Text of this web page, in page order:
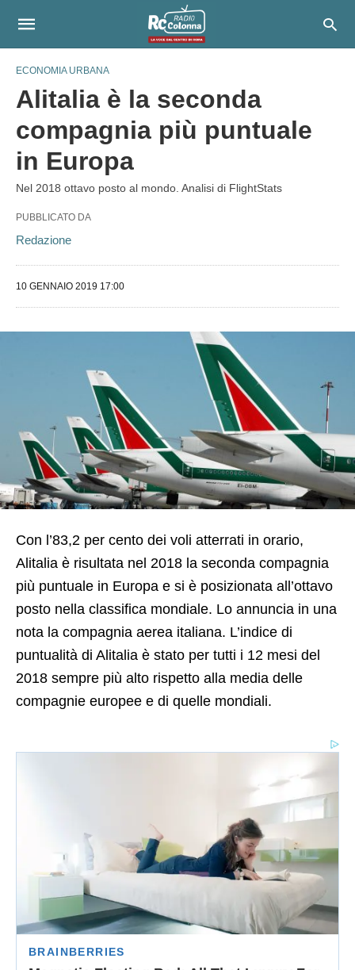
ECONOMIA URBANA
Alitalia è la seconda
compagnia più puntuale
in Europa
Nel 2018 ottavo posto al mondo. Analisi di FlightStats
PUBBLICATO DA
Redazione
10 GENNAIO 2019 17:00
Con l’83,2 per cento dei voli atterrati in orario,
Alitalia è risultata nel 2018 la seconda compagnia
più puntuale in Europa e si è posizionata all’ottavo
posto nella classifica mondiale. Lo annuncia in una
nota la compagnia aerea italiana. L’indice di
puntualità di Alitalia è stato per tutti i 12 mesi del
2018 sempre più alto rispetto alla media delle
compagnie europee e di quelle mondiali.